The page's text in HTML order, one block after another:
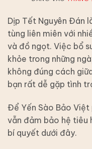
Dịp Tết Nguyên Đán
tùng liên miên với
và đồ ngọt. Việc bổ
khỏe trong những
không đúng cách
bạn rất dễ gặp tình
Để Yến Sào Bảo
vẫn đảm bảo hệ tiêu
bí quyết dưới đây.